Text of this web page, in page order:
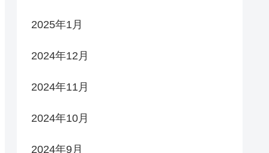
2025年1月
2024年12月
2024年11月
2024年10月
2024年9月